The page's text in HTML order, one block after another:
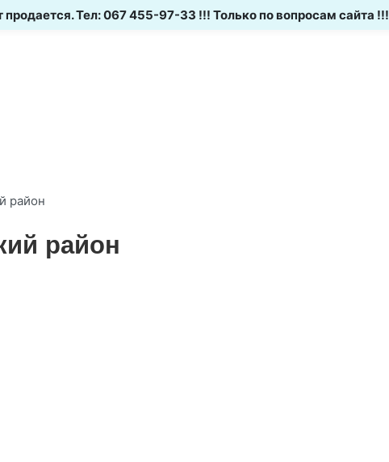
продается. Тел: 067 455-97-33 !!! Только по вопросам сайта !!!
район
район